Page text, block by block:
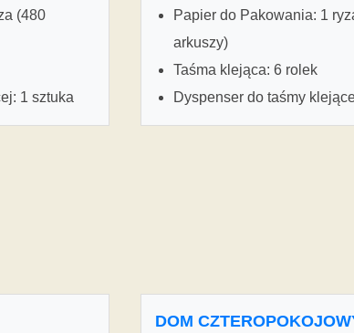
(480
1 sztuka
Papier do Pakowania: 1
arkuszy)
Taśma klejąca: 6 rolek
Dyspenser do taśmy
DOM